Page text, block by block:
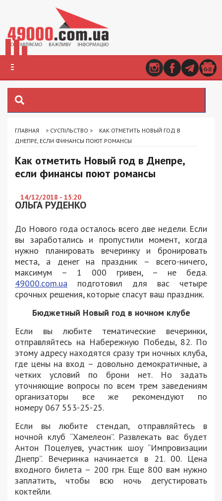
ГЛАВНАЯ > СУСПІЛЬСТВО >
КАК ОТМЕТИТЬ НОВЫЙ ГОД В
ДНЕПРЕ, ЕСЛИ ФИНАНСЫ ПОЮТ РОМАНСЫ
Как отметить Новый год в Днепре,
если финансы поют романсы
14/12/2018 - 15:20
ОЛЬГА РУДЕНКО
До Нового года осталось всего две недели. Если
вы заработались и пропустили момент, когда
нужно планировать вечеринку и бронировать
места, а денег на праздник – всего-ничего,
максимум – 1 000 гривен, – не беда.
49000.com.ua подготовил для вас четыре
срочных решения, которые спасут ваш праздник.
Бюджетный Новый год в ночном клубе
Если вы любите тематические вечеринки,
отправляйтесь на Набережную Победы, 82. По
этому адресу находятся сразу три ночных клуба,
где цены на вход – довольно демократичные, а
четких условий по брони нет. Но задать
уточняющие вопросы по всем трем заведениям
организаторы все же рекомендуют по
номеру 067 553-25-25.
Если вы любите стендап, отправляйтесь в
ночной клуб “Хамелеон”. Развлекать вас будет
Антон Поцелуев, участник шоу “Импровизации
Днепр”. Вечеринка начинается в 21. 00. Цена
входного билета – 200 грн. Еще 800 вам нужно
заплатить, чтобы всю ночь дегустировать
коктейли.